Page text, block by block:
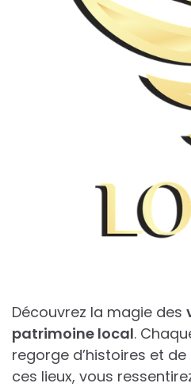
Découvrez la magie des
patrimoine local.
regorge d’histoires et
ces lieux, vous